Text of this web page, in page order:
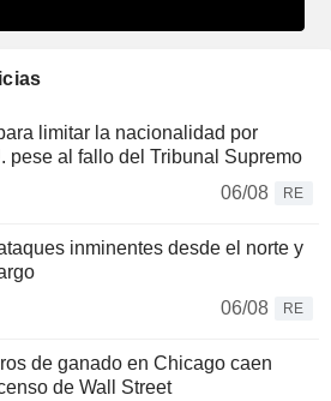
limitar la nacionalidad por
pese al fallo del Tribunal Supremo
06/08
RE
inminentes desde el norte y
06/08
RE
de ganado en Chicago caen
de Wall Street